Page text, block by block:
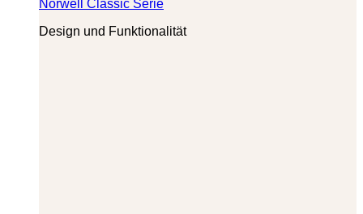
Norwell Classic Serie
Design und Funktionalität